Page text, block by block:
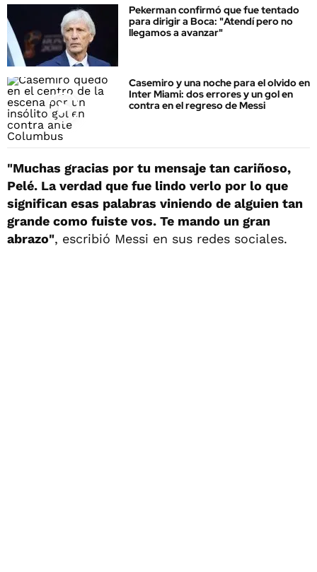
Pekerman confirmó que fue tentado
para dirigir a Boca: "Atendí pero no
llegamos a avanzar"
Casemiro y una noche para el olvido en
Inter Miami: dos errores y un gol en
contra en el regreso de Messi
"Muchas gracias por tu mensaje tan cariñoso,
Pelé. La verdad que fue lindo verlo por lo que
significan esas palabras viniendo de alguien tan
grande como fuiste vos. Te mando un gran
abrazo", escribió Messi en sus redes sociales.